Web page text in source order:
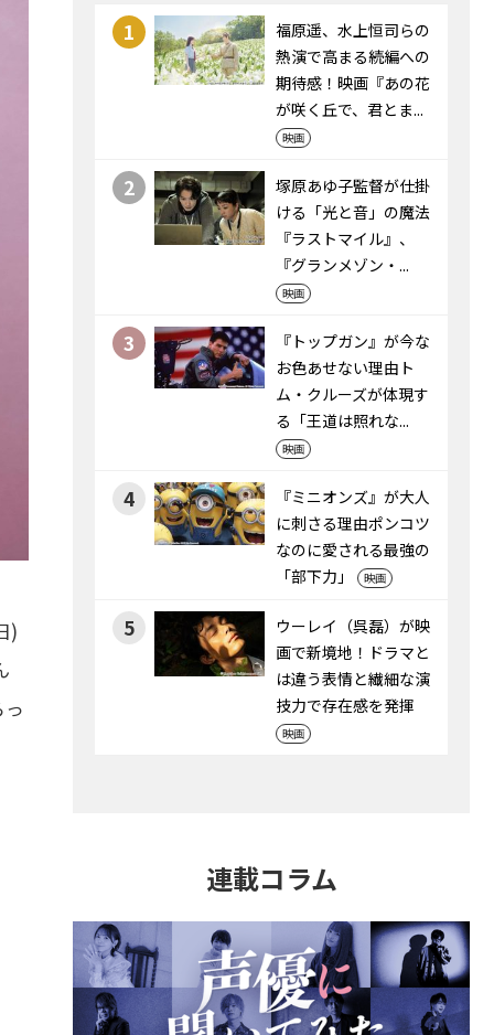
)
1
福原遥、水上恒司らの
熱演で高まる続編への
期待感！映画『あの花
が咲く丘で、君とま...
映画
2
塚原あゆ子監督が仕掛
ける「光と音」の魔法
――『ラストマイル』、
『グランメゾン・...
映画
3
『トップガン』が今な
お色あせない理由――ト
ム・クルーズが体現す
る「王道は照れな...
映画
4
『ミニオンズ』が大人
に刺さる理由――ポンコツ
なのに愛される最強の
「部下力」
映画
5
ウーレイ（呉磊）が映
画で新境地！ドラマと
は違う表情と繊細な演
技力で存在感を発揮
映画
連載コラム